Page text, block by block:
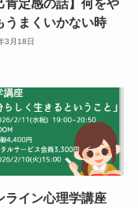
肯定感の話】何をや
うまくいかない時
3月18日
ライン心理学講座